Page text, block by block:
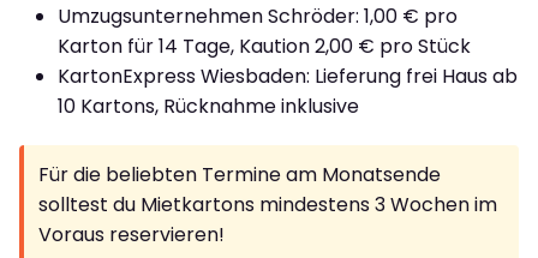
Umzugsunternehmen Schröder: 1,00 € pro
Karton für 14 Tage, Kaution 2,00 € pro Stück
KartonExpress Wiesbaden: Lieferung frei Haus ab
10 Kartons, Rücknahme inklusive
Für die beliebten Termine am Monatsende
solltest du Mietkartons mindestens 3 Wochen im
Voraus reservieren!